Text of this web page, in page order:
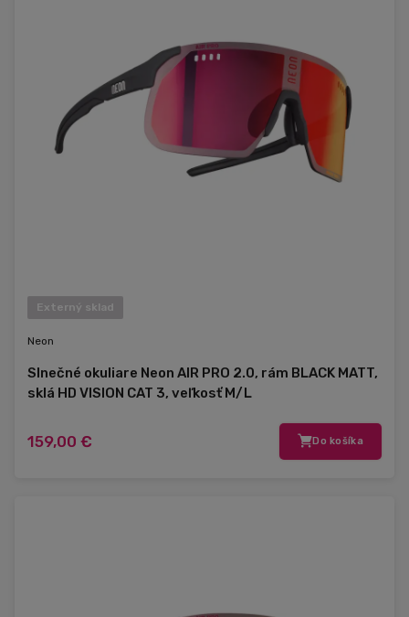
Externý sklad
Neon
Slnečné okuliare Neon AIR PRO 2.0, rám BLACK MATT,
sklá HD VISION CAT 3, veľkosť M/L
159,00 € Do košíka